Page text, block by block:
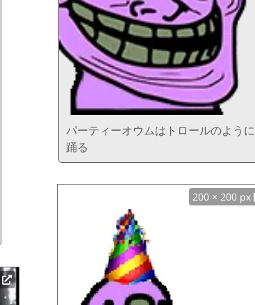
パーティーオウムはトロールのように
踊る
200 × 200 px